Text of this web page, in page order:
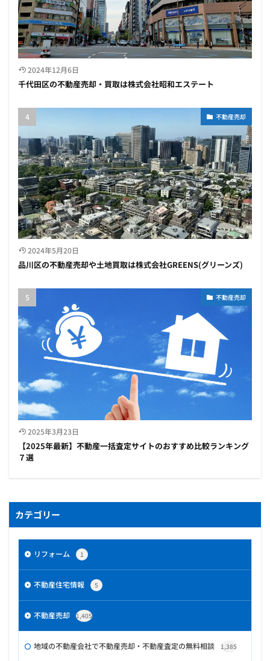
2024年12月6日
千代田区の不動産売却・買取は株式会社昭和エステート
不動産売却
2024年5月20日
品川区の不動産売却や土地買取は株式会社GREENS(グリーンズ)
不動産売却
2025年3月23日
【2025年最新】不動産一括査定サイトのおすすめ比較ランキング
７選
カテゴリー
リフォーム 1
不動産住宅情報 5
不動産売却 1,405
地域の不動産会社で不動産売却・不動産査定の無料相談 1,385